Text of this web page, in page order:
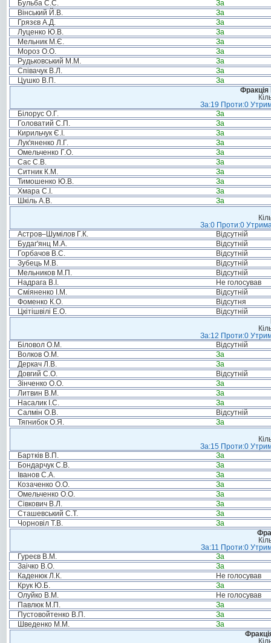
Бульба С.С.
За
Вінський Й.В.
За
Грязєв А.Д.
За
Луценко Ю.В.
За
Мельник М.Є.
За
Мороз О.О.
За
Рудьковський М.М.
За
Співачук В.Л.
За
Цушко В.П.
За
За:19 Проти:0
Білорус О.Г.
За
Головатий С.П.
За
Кирильчук Є.І.
За
Лук'яненко Л.Г.
За
Омельченко Г.О.
За
Сас С.В.
За
Ситник К.М.
За
Тимошенко Ю.В.
За
Хмара С.І.
За
Шкіль А.В.
За
За:0 Проти:0
Астров–Шумілов Г.К.
Відсутній
Будаг'янц М.А.
Відсутній
Горбачов В.С.
Відсутній
Зубець М.В.
Відсутній
Мельников М.П.
Відсутній
Надрага В.І.
Не голосував
Сміяненко І.М.
Відсутній
Фоменко К.О.
Відсутня
Цкітішвілі Е.О.
Відсутній
За:12 Проти:0
Біловол О.М.
Відсутній
Волков О.М.
За
Деркач Л.В.
За
Довгий С.О.
Відсутній
Зінченко О.О.
За
Литвин В.М.
За
Насалик І.С.
За
Салмін О.В.
Відсутній
Тягнибок О.Я.
За
За:15 Проти:0
Бартків В.П.
За
Бондарчук С.В.
За
Іванов С.А.
За
Козаченко О.О.
За
Омельченко О.О.
За
Сівкович В.Л.
За
Сташевський С.Т.
За
Чорновіл Т.В.
За
За:11 Проти:0
Гуреєв В.М.
За
Заічко В.О.
За
Каденюк Л.К.
Не голосував
Крук Ю.Б.
За
Олуйко В.М.
Не голосував
Павлюк М.П.
За
Пустовойтенко В.П.
За
Шведенко М.М.
За